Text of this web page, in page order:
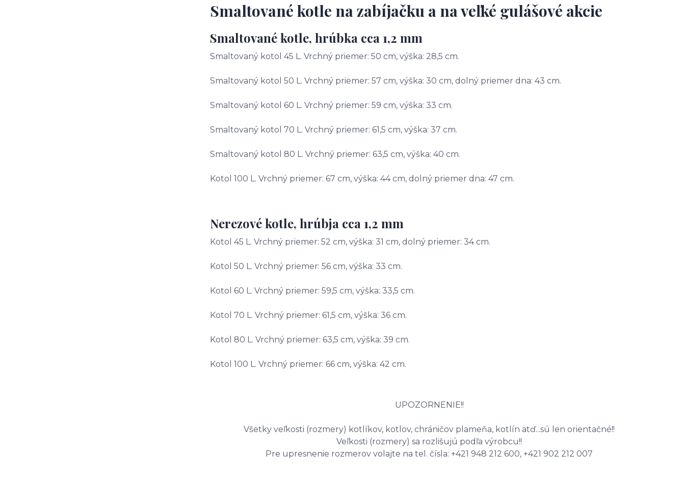
Smaltované kotle na zabíjačku a na veľké gulášové akcie
Smaltované kotle, hrúbka cca 1,2 mm
Smaltovaný kotol 45 L. Vrchný priemer: 50 cm, výška: 28,5 cm.
Smaltovaný kotol 50 L. Vrchný priemer: 57 cm, výška: 30 cm, dolný priemer dna: 43 cm.
Smaltovaný kotol 60 L. Vrchný priemer: 59 cm, výška: 33 cm.
Smaltovaný kotol 70 L. Vrchný priemer: 61,5 cm, výška: 37 cm.
Smaltovaný kotol 80 L. Vrchný priemer: 63,5 cm, výška: 40 cm.
Kotol 100 L. Vrchný priemer: 67 cm, výška: 44 cm, dolný priemer dna: 47 cm.
Nerezové kotle, hrúbja cca 1,2 mm
Kotol 45 L. Vrchný priemer: 52 cm, výška: 31 cm, dolný priemer: 34 cm.
Kotol 50 L. Vrchný priemer: 56 cm, výška: 33 cm.
Kotol 60 L. Vrchný priemer: 59,5 cm, výška: 33,5 cm.
Kotol 70 L. Vrchný priemer: 61,5 cm, výška: 36 cm.
Kotol 80 L. Vrchný priemer: 63,5 cm, výška: 39 cm.
Kotol 100 L. Vrchný priemer: 66 cm, výška: 42 cm.
UPOZORNENIE!!
Všetky veľkosti (rozmery) kotlíkov, kotlov, chráničov plameňa, kotlín atď...sú len orientačné!!
Veľkosti (rozmery) sa rozlišujú podľa výrobcu!!
Pre upresnenie rozmerov volajte na tel. čísla: +421 948 212 600, +421 902 212 007